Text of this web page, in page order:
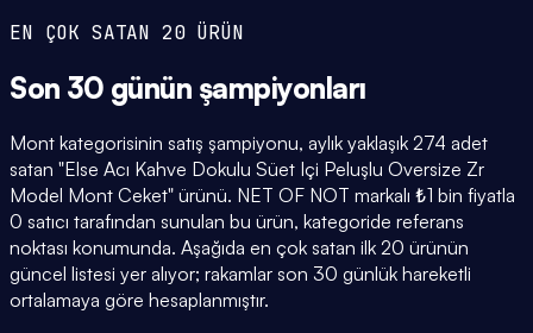
EN ÇOK SATAN 20 ÜRÜN
Son 30 günün şampiyonları
Mont kategorisinin satış şampiyonu, aylık yaklaşık 274 adet
satan "Else Acı Kahve Dokulu Süet Içi Peluşlu Oversize Zr
Model Mont Ceket" ürünü. NET OF NOT markalı ₺1 bin fiyatla
0 satıcı tarafından sunulan bu ürün, kategoride referans
noktası konumunda. Aşağıda en çok satan ilk 20 ürünün
güncel listesi yer alıyor; rakamlar son 30 günlük hareketli
ortalamaya göre hesaplanmıştır.